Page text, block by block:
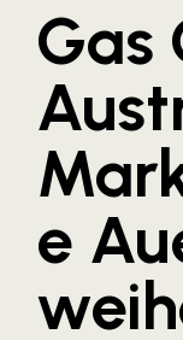
Meldungen
ACO
ALEX
Amazon
Artweger
AustroCel
Gas
e